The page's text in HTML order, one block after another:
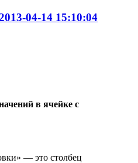
04-14 15:10:04
в ячейке с
— это столбец